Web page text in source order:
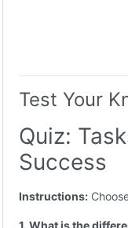
Test Your
Quiz:
Success
Instructions:
1. What is the